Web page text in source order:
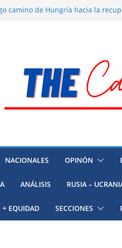
camino de Hungría hacia la
Pacífico bajo presión y su
con pruebas
NACIONALES OPINÓN
ANÁLISIS RUSIA –
+ EQUIDAD SECCIONES